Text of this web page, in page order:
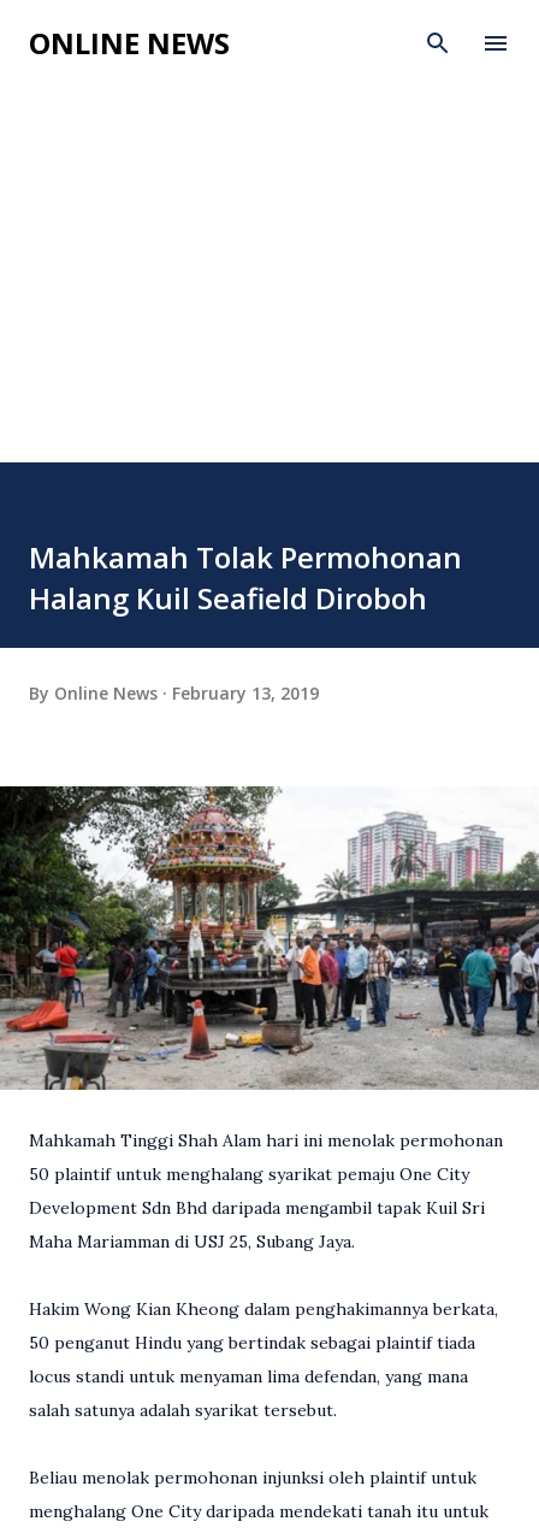
Skip to main content
ONLINE NEWS
Mahkamah Tolak Permohonan
Halang Kuil Seafield Diroboh
By Online News February 13, 2019
Mahkamah Tinggi Shah Alam hari ini menolak permohonan
50 plaintif untuk menghalang syarikat pemaju One City
Development Sdn Bhd daripada mengambil tapak Kuil Sri
Maha Mariamman di USJ 25, Subang Jaya.
Hakim Wong Kian Kheong dalam penghakimannya berkata,
50 penganut Hindu yang bertindak sebagai plaintif tiada
locus standi untuk menyaman lima defendan, yang mana
salah satunya adalah syarikat tersebut.
Beliau menolak permohonan injunksi oleh plaintif untuk
menghalang One City daripada mendekati tanah itu untuk